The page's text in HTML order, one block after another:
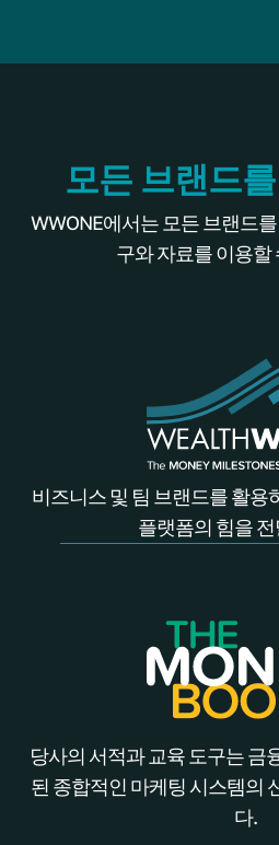
모든 브랜드
WWONE에서는 모든 브랜드
구와 자료를 이용할
비즈니스 및 팀 브랜드를 활용
플랫폼의 힘을
당사의 서적과 교육 도구는 금
된 종합적인 마케팅 시스템의
다.